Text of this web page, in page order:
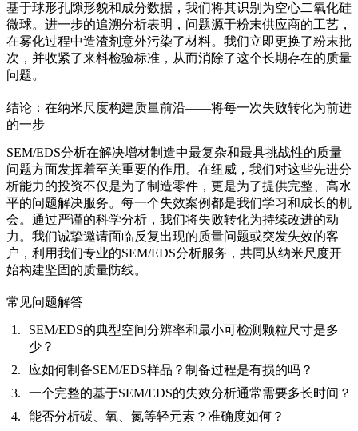
基于球形孔隙形貌和成分数据，我们将其识别为空心二氧化硅
微球。进一步的追溯分析表明，问题源于粉末供应商的工艺，
在雾化过程中造渣剂意外污染了材料。我们立即更换了粉末批
次，并收紧了来料检验标准，从而消除了这个长期存在的质量
问题。
结论：在纳米尺度构建质量前沿——将每一次失败转化为前进
的一步
SEM/EDS分析在解决增材制造中最复杂和最具挑战性的质量
问题方面发挥着至关重要的作用。在纽威，我们对这些先进分
析能力的投资不仅是为了制造零件，更是为了提供完整、高水
平的问题解决服务。每一个失效案例都是我们学习和成长的机
会。通过严谨的科学分析，我们将失败转化为持续改进的动
力。我们诚挚邀请面临反复出现的质量问题或突发失效的客
户，利用我们专业的SEM/EDS分析服务，共同从纳米尺度开
始构建坚固的质量防线。
常见问题解答
SEM/EDS的典型空间分辨率和最小可检测颗粒尺寸是多
少？
应如何制备SEM/EDS样品？制备过程是有损的吗？
一个完整的基于SEM/EDS的失效分析通常需要多长时间？
能否分析碳、氧、氮等轻元素？准确度如何？